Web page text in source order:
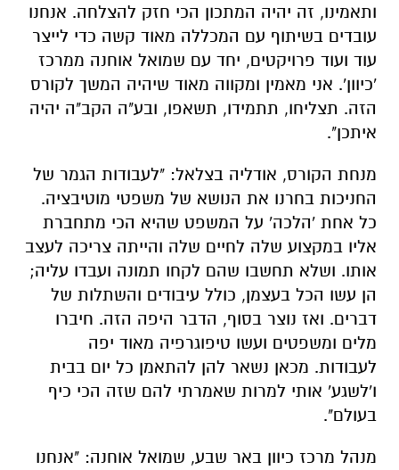
ותאמינו, זה יהיה המתכון הכי חזק להצלחה. אנחנו
עובדים בשיתוף עם המכללה מאוד קשה כדי לייצר
עוד ועוד פרויקטים, יחד עם שמואל אוחנה ממרכז
'כיוון'. אני מאמין ומקווה מאוד שיהיה המשך לקורס
הזה. תצליחו, תתמידו, תשאפו, ובע"ה הקב"ה יהיה
איתכן".
מנחת הקורס, אודליה בצלאל: "לעבודות הגמר של
החניכות בחרנו את הנושא של משפטי מוטיבציה.
כל אחת 'הלכה' על המשפט שהיא הכי מתחברת
אליו במקצוע שלה לחיים שלה והייתה צריכה לעצב
אותו. ושלא תחשבו שהם לקחו תמונה ועבדו עליה;
הן עשו הכל בעצמן, כולל עיבודים והשתלות של
דברים. ואז נוצר בסוף, הדבר היפה הזה. חיברו
מלים ומשפטים ועשו טיפוגרפיה מאוד יפה
לעבודות. מכאן נשאר להן להתאמן כל יום בבית
ו'לשגע' אותי למרות שאמרתי להם שזה הכי כיף
בעולם".
מנהל מרכז כיוון באר שבע, שמואל אוחנה: "אנחנו